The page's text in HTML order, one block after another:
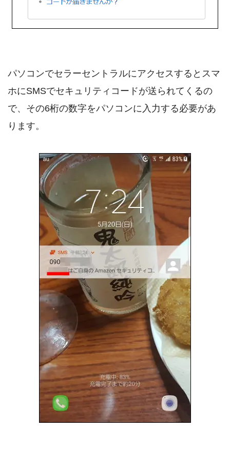
パソコンでセラーセントラルにアクセスするとスマ
ホにSMSでセキュリティコードが送られてくるの
で、その6桁の数字をパソコンに入力する必要があ
ります。